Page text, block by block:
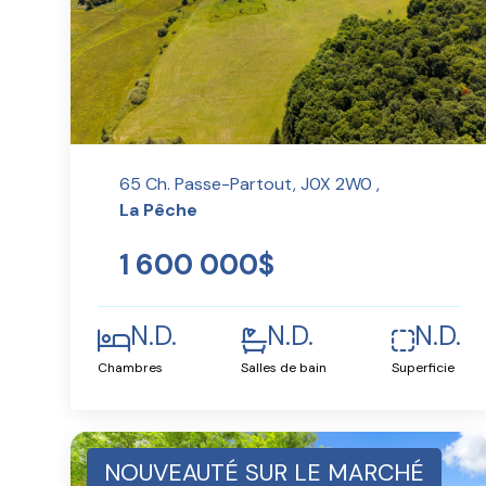
65 Ch. Passe-Partout, J0X 2W0 ,
La Pêche
1 600 000$
N.D.
Chambres
N.D.
Salles de bain
N.D.
Superficie
NOUVEAUTÉ SUR LE MARCHÉ